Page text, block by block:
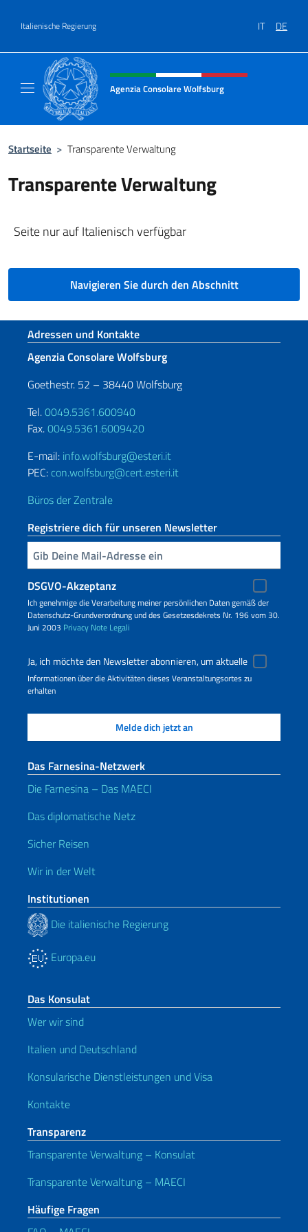
Italienische Regierung IT DE
Header-Site, Social und Menü
Agenzia Consolare Wolfsburg
Startseite > Transparente Verwaltung
Transparente Verwaltung
Seite nur auf Italienisch verfügbar
Navigieren Sie durch den Abschnitt
Fußbereich
Adressen und Kontakte
Agenzia Consolare Wolfsburg
Goethestr. 52 – 38440 Wolfsburg
Tel.0049.5361.600940
Fax.0049.5361.6009420
E-mail: info.wolfsburg@esteri.it
PEC: con.wolfsburg@cert.esteri.it
Büros der Zentrale
Registriere dich für unseren Newsletter
Geben Sie Ihre E-Mail ein
DSGVO-Akzeptanz
Ich genehmige die Verarbeitung meiner persönlichen Daten gemäß der
Datenschutz-Grundverordnung und des Gesetzesdekrets Nr. 196 vom 30.
Juni 2003 Privacy Note Legali
Ja, ich möchte den Newsletter abonnieren, um aktuelle
Informationen über die Aktivitäten dieses Veranstaltungsortes zu
erhalten
Das Farnesina-Netzwerk
Die Farnesina – Das MAECI
Das diplomatische Netz
Sicher Reisen
Wir in der Welt
Institutionen
Die italienische Regierung
Europa.eu
Das Konsulat
Wer wir sind
Italien und Deutschland
Konsularische Dienstleistungen und Visa
Kontakte
Transparenz
Transparente Verwaltung – Konsulat
Transparente Verwaltung – MAECI
Häufige Fragen